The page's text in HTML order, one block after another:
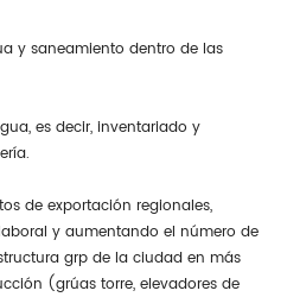
y saneamiento dentro de las
es decir, inventariado y
de exportación regionales,
y aumentando el número de
grp de la ciudad en más
(grúas torre, elevadores de